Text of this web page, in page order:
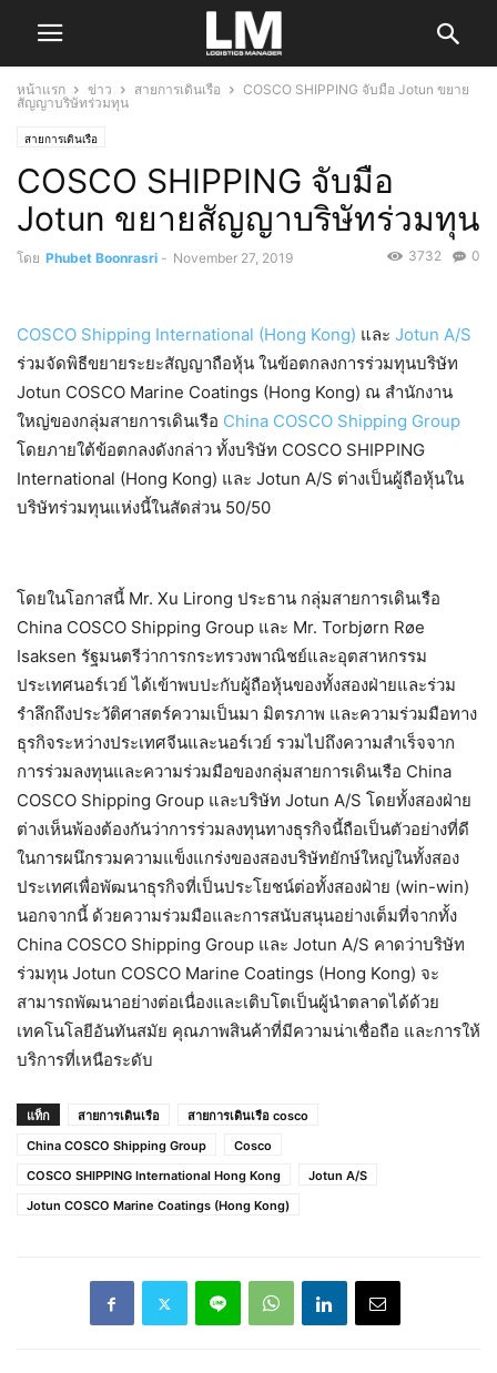
หน้าแรก ข่าว สายการเดินเรือ
COSCO SHIPPING จับมือ Jotun ขยาย
สัญญาบริษัทร่วมทุน
สายการเดินเรือ
COSCO SHIPPING จับมือ
Jotun ขยายสัญญาบริษัทร่วมทุน
โดย Phubet Boonrasri - November 27, 2019 0
3732
COSCO Shipping International (Hong Kong) และ Jotun A/S
ร่วมจัดพิธีขยายระยะสัญญาถือหุ้น ในข้อตกลงการร่วมทุนบริษัท
Jotun COSCO Marine Coatings (Hong Kong) ณ สำนักงาน
ใหญ่ของกลุ่มสายการเดินเรือ China COSCO Shipping Group
โดยภายใต้ข้อตกลงดังกล่าว ทั้งบริษัท COSCO SHIPPING
International (Hong Kong) และ Jotun A/S ต่างเป็นผู้ถือหุ้นใน
บริษัทร่วมทุนแห่งนี้ในสัดส่วน 50/50
โดยในโอกาสนี้ Mr. Xu Lirong ประธาน กลุ่มสายการเดินเรือ
China COSCO Shipping Group และ Mr. Torbjørn Røe
Isaksen รัฐมนตรีว่าการกระทรวงพาณิชย์และอุตสาหกรรม
ประเทศนอร์เวย์ ได้เข้าพบปะกับผู้ถือหุ้นของทั้งสองฝ่ายและร่วม
รำลึกถึงประวัติศาสตร์ความเป็นมา มิตรภาพ และความร่วมมือทาง
ธุรกิจระหว่างประเทศจีนและนอร์เวย์ รวมไปถึงความสำเร็จจาก
การร่วมลงทุนและความร่วมมือของกลุ่มสายการเดินเรือ China
COSCO Shipping Group และบริษัท Jotun A/S โดยทั้งสองฝ่าย
ต่างเห็นพ้องต้องกันว่าการร่วมลงทุนทางธุรกิจนี้ถือเป็นตัวอย่างที่ดี
ในการผนึกรวมความแข็งแกร่งของสองบริษัทยักษ์ใหญ่ในทั้งสอง
ประเทศเพื่อพัฒนาธุรกิจที่เป็นประโยชน์ต่อทั้งสองฝ่าย (win-win)
นอกจากนี้ ด้วยความร่วมมือและการสนับสนุนอย่างเต็มที่จากทั้ง
China COSCO Shipping Group และ Jotun A/S คาดว่าบริษัท
ร่วมทุน Jotun COSCO Marine Coatings (Hong Kong) จะ
สามารถพัฒนาอย่างต่อเนื่องและเติบโตเป็นผู้นำตลาดได้ด้วย
เทคโนโลยีอันทันสมัย คุณภาพสินค้าที่มีความน่าเชื่อถือ และการให้
บริการที่เหนือระดับ
แท็ก สายการเดินเรือ
สายการเดินเรือ cosco
China COSCO Shipping Group
Cosco
COSCO SHIPPING International Hong Kong
Jotun A/S
Jotun COSCO Marine Coatings (Hong Kong)